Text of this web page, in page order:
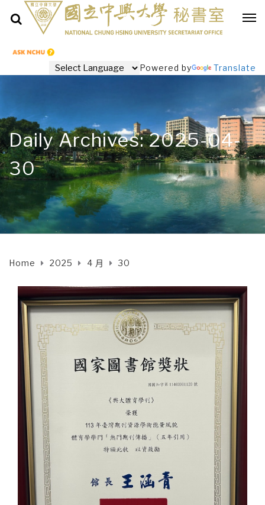
Powered by Translate
Daily Archives: 2025-04-
30
Home 2025 4 月 30